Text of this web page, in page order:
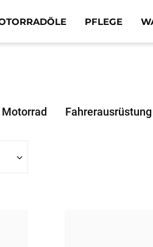
PFLEGE
Motorrad Fahrerausrüstung